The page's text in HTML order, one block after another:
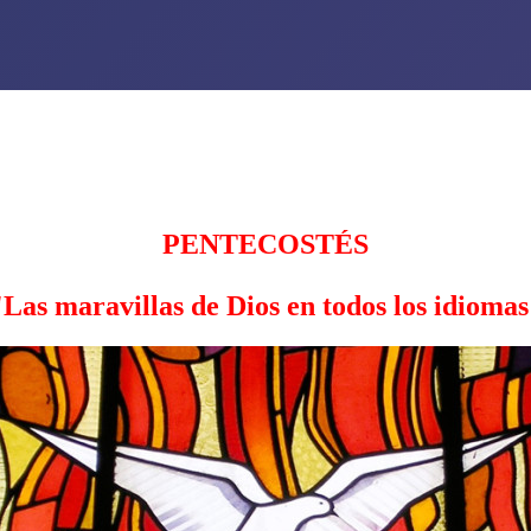
PENTECOSTÉS
maravillas de Dios en todos los